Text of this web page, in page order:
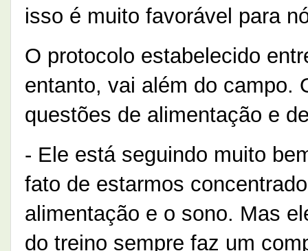
isso é muito favorável para
O protocolo estabelecido
entanto, vai além do campo.
questões de alimentação e
- Ele está seguindo muito
fato de estarmos
alimentação e o sono. Mas
do treino sempre faz um